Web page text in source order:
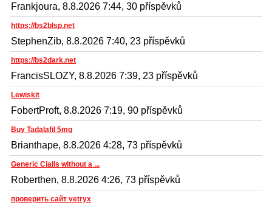
Frankjoura, 8.8.2026 7:44, 30 příspěvků
https://bs2blsp.net
StephenZib, 8.8.2026 7:40, 23 příspěvků
https://bs2dark.net
FrancisSLOZY, 8.8.2026 7:39, 23 příspěvků
Lewiskit
FobertProft, 8.8.2026 7:19, 90 příspěvků
Buy Tadalafil 5mg
Brianthape, 8.8.2026 4:28, 73 příspěvků
Generic Cialis without a ...
Roberthen, 8.8.2026 4:26, 73 příspěvků
проверить сайт vetryx